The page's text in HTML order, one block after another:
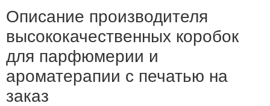
Описание производителя
высококачественных коробок
для парфюмерии и
ароматерапии с печатью на
заказ